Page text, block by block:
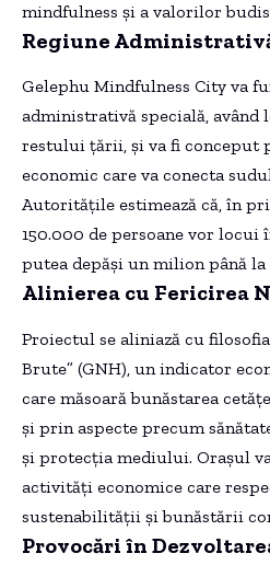
mindfulness și a valorilor
Regiune
Gelephu Mindfulness City va
administrativă specială, având
restului țării, și va fi conceput
economic care va conecta
Autoritățile estimează că, în
150.000 de persoane vor locui
putea depăși un milion până
Alinierea cu Fericirea
Proiectul se aliniază cu
Brute” (GNH), un indicator
care măsoară bunăstarea
și prin aspecte precum
și protecția mediului. Orașul
activități economice care
sustenabilității și bunăstării
Provocări în